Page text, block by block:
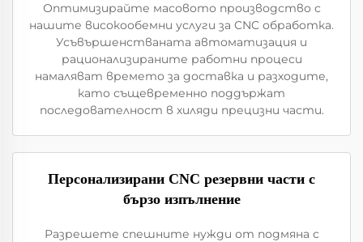
Оптимизирайте масовото производство с
нашите високообемни услуги за CNC обработка.
Усъвършенстваната автоматизация и
рационализираните работни процеси
намаляват времето за доставка и разходите,
като същевременно поддържат
последователност в хиляди прецизни части.
Персонализирани CNC резервни части с
бързо изпълнение
Разрешете спешните нужди от подмяна с